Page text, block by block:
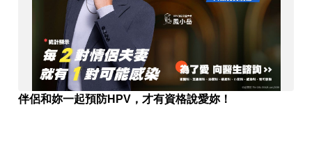
伴侶和妳一起預防HPV，才有資格說愛妳！